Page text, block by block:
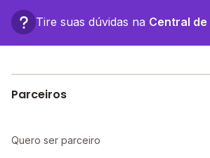
Tire suas dúvidas na Central de
Parceiros
Quero ser parceiro